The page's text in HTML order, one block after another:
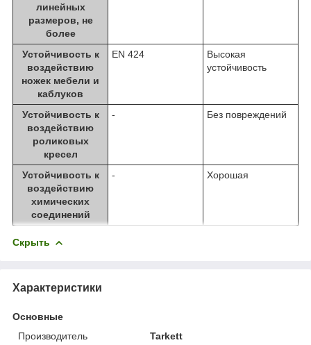
линейных
размеров, не
более
Устойчивость к
воздействию
ножек мебели и
каблуков
EN 424
Высокая
устойчивость
Устойчивость к
воздействию
роликовых
кресел
- Без повреждений
Устойчивость к
воздействию
химических
соединений
- Хорошая
Скрыть
Характеристики
Основные
Производитель
Tarkett